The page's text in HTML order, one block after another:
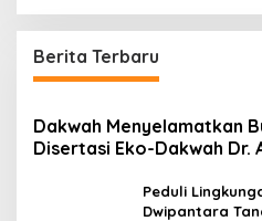
Berita Terbaru
Dakwah Menyelamatkan
Disertasi Eko-Dakwah Dr.
Peduli
Dwipantara